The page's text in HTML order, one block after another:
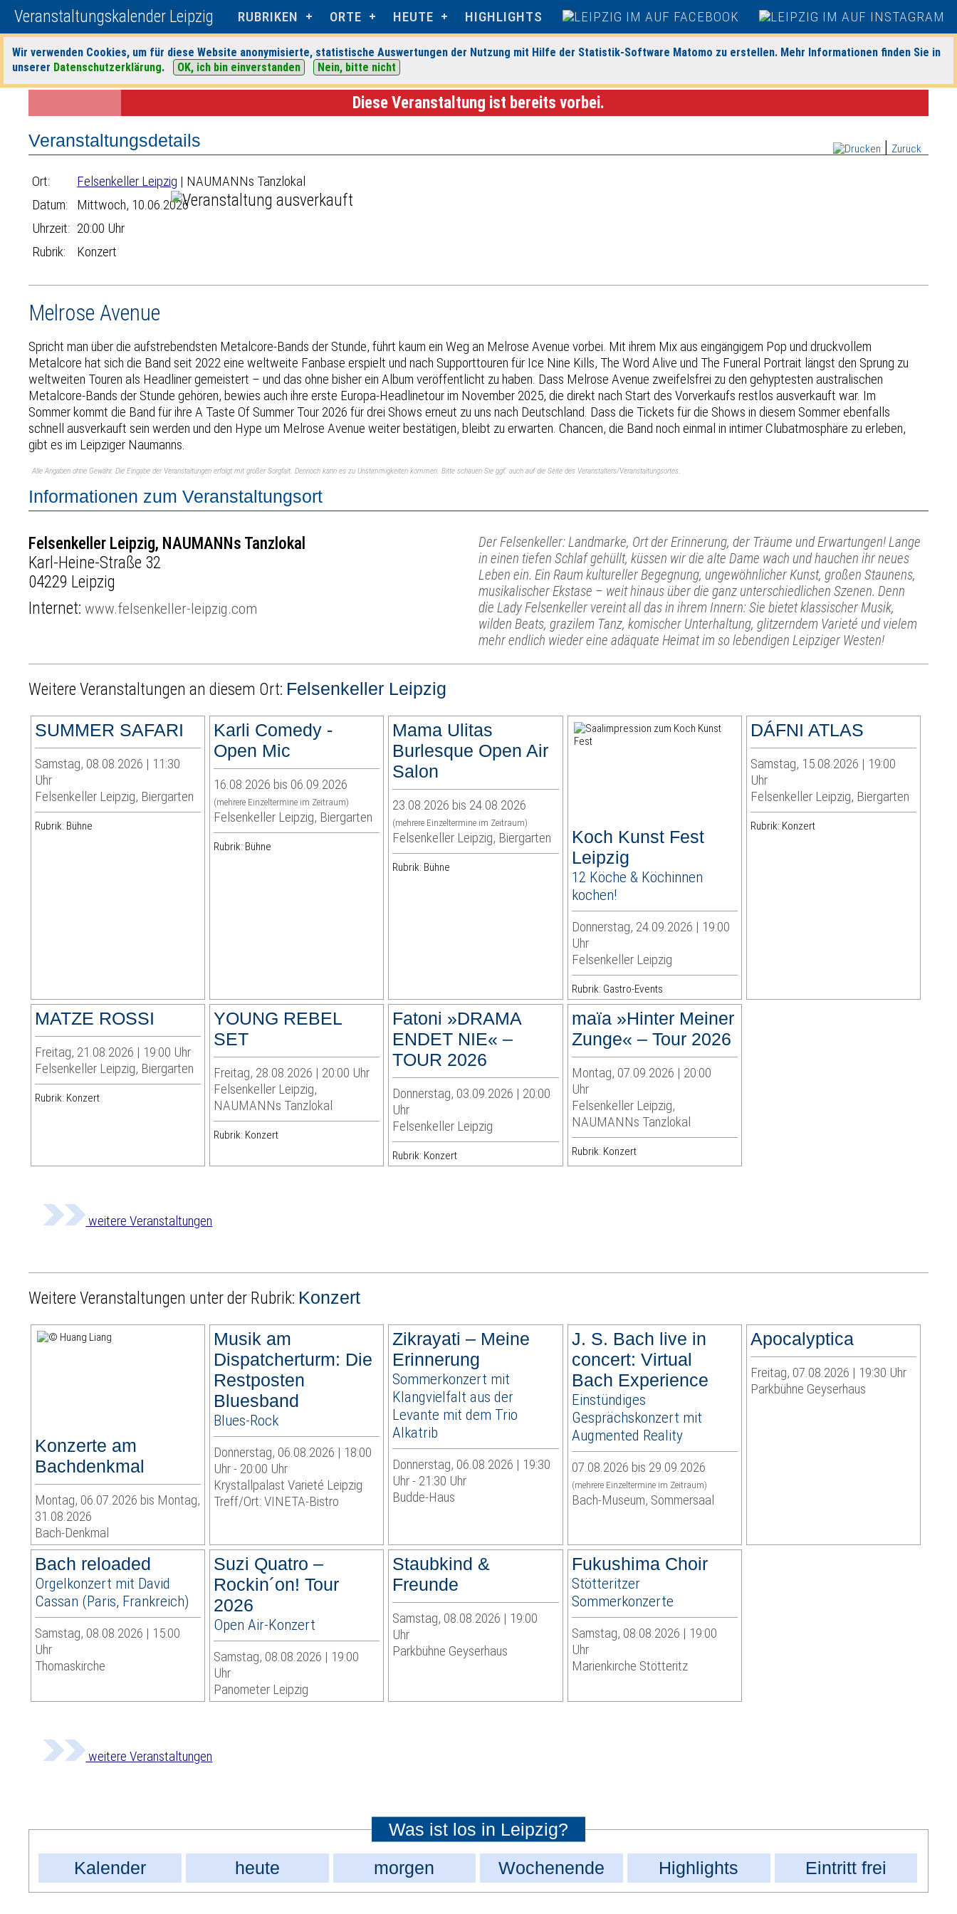
Veranstaltungskalender Leipzig RUBRIKEN ORTE HEUTE HIGHLIGHTS
Wir verwenden Cookies, um für diese Website anonymisierte, statistische Auswertungen der Nutzung mit Hilfe der Statistik-Software Matomo zu erstellen. Mehr Informationen finden Sie in
unserer Datenschutzerklärung. OK, ich bin einverstanden Nein, bitte nicht
Startseite>Veranstaltungen>Suche> Konzert >Felsenkeller Leipzig> Veranstaltungsdetails
Diese Veranstaltung ist bereits vorbei.
Zurück
Veranstaltungsdetails
Ort: Felsenkeller Leipzig | NAUMANNs Tanzlokal
Datum:
Mittwoch, 10.06.2026
Uhrzeit: 20:00 Uhr
Rubrik:
Konzert
Melrose Avenue
Spricht man über die aufstrebendsten Metalcore-Bands der Stunde, führt kaum ein Weg an Melrose Avenue vorbei. Mit ihrem Mix aus eingängigem Pop und druckvollem
Metalcore hat sich die Band seit 2022 eine weltweite Fanbase erspielt und nach Supporttouren für Ice Nine Kills, The Word Alive und The Funeral Portrait längst den Sprung zu
weltweiten Touren als Headliner gemeistert – und das ohne bisher ein Album veröffentlicht zu haben. Dass Melrose Avenue zweifelsfrei zu den gehyptesten australischen
Metalcore-Bands der Stunde gehören, bewies auch ihre erste Europa-Headlinetour im November 2025, die direkt nach Start des Vorverkaufs restlos ausverkauft war. Im
Sommer kommt die Band für ihre A Taste Of Summer Tour 2026 für drei Shows erneut zu uns nach Deutschland. Dass die Tickets für die Shows in diesem Sommer ebenfalls
schnell ausverkauft sein werden und den Hype um Melrose Avenue weiter bestätigen, bleibt zu erwarten. Chancen, die Band noch einmal in intimer Clubatmosphäre zu erleben,
gibt es im Leipziger Naumanns.
Alle Angaben ohne Gewähr. Die Eingabe der Veranstaltungen erfolgt mit großer Sorgfalt. Dennoch kann es zu Unstimmigkeiten kommen. Bitte schauen Sie ggf. auch auf die Seite des Veranstalters/Veranstaltungsortes.
Informationen zum Veranstaltungsort
Felsenkeller Leipzig, NAUMANNs Tanzlokal
Karl-Heine-Straße 32
04229 Leipzig
Internet:www.felsenkeller-leipzig.com
Der Felsenkeller: Landmarke, Ort der Erinnerung, der Träume und Erwartungen! Lange
in einen tiefen Schlaf gehüllt, küssen wir die alte Dame wach und hauchen ihr neues
Leben ein. Ein Raum kultureller Begegnung, ungewöhnlicher Kunst, großen Staunens,
musikalischer Ekstase – weit hinaus über die ganz unterschiedlichen Szenen. Denn
die Lady Felsenkeller vereint all das in ihrem Innern: Sie bietet klassischer Musik,
wilden Beats, grazilem Tanz, komischer Unterhaltung, glitzerndem Varieté und vielem
mehr endlich wieder eine adäquate Heimat im so lebendigen Leipziger Westen!
Weitere Veranstaltungen an diesem Ort: Felsenkeller Leipzig
SUMMER SAFARI
Samstag, 08.08.2026 | 11:30
Uhr
Felsenkeller Leipzig, Biergarten
Rubrik: Bühne
Karli Comedy -
Open Mic
16.08.2026 bis 06.09.2026
(mehrere Einzeltermine im Zeitraum)
Felsenkeller Leipzig, Biergarten
Rubrik: Bühne
Mama Ulitas
Burlesque Open Air
Salon
23.08.2026 bis 24.08.2026
(mehrere Einzeltermine im Zeitraum)
Felsenkeller Leipzig, Biergarten
Rubrik: Bühne
Koch Kunst Fest
Leipzig
12 Köche & Köchinnen
kochen!
Donnerstag, 24.09.2026 | 19:00
Uhr
Felsenkeller Leipzig
Rubrik: Gastro-Events
DÁFNI ATLAS
Samstag, 15.08.2026 | 19:00
Uhr
Felsenkeller Leipzig, Biergarten
Rubrik: Konzert
MATZE ROSSI
Freitag, 21.08.2026 | 19:00 Uhr
Felsenkeller Leipzig, Biergarten
Rubrik: Konzert
YOUNG REBEL
SET
Freitag, 28.08.2026 | 20:00 Uhr
Felsenkeller Leipzig,
NAUMANNs Tanzlokal
Rubrik: Konzert
Fatoni »DRAMA
ENDET NIE« –
TOUR 2026
Donnerstag, 03.09.2026 | 20:00
Uhr
Felsenkeller Leipzig
Rubrik: Konzert
maïa »Hinter Meiner
Zunge« – Tour 2026
Montag, 07.09.2026 | 20:00
Uhr
Felsenkeller Leipzig,
NAUMANNs Tanzlokal
Rubrik: Konzert
weitere Veranstaltungen
Weitere Veranstaltungen unter der Rubrik: Konzert
Konzerte am
Bachdenkmal
Montag, 06.07.2026 bis Montag,
31.08.2026
Bach-Denkmal
Musik am
Dispatcherturm: Die
Restposten
Bluesband
Blues-Rock
Donnerstag, 06.08.2026 | 18:00
Uhr - 20:00 Uhr
Krystallpalast Varieté Leipzig
Treff/Ort: VINETA-Bistro
Zikrayati – Meine
Erinnerung
Sommerkonzert mit
Klangvielfalt aus der
Levante mit dem Trio
Alkatrib
Donnerstag, 06.08.2026 | 19:30
Uhr - 21:30 Uhr
Budde-Haus
J. S. Bach live in
concert: Virtual
Bach Experience
Einstündiges
Gesprächskonzert mit
Augmented Reality
07.08.2026 bis 29.09.2026
(mehrere Einzeltermine im Zeitraum)
Bach-Museum, Sommersaal
Apocalyptica
Freitag, 07.08.2026 | 19:30 Uhr
Parkbühne Geyserhaus
Bach reloaded
Orgelkonzert mit David
Cassan (Paris, Frankreich)
Samstag, 08.08.2026 | 15:00
Uhr
Thomaskirche
Suzi Quatro –
Rockin´on! Tour
2026
Open Air-Konzert
Samstag, 08.08.2026 | 19:00
Uhr
Panometer Leipzig
Staubkind &
Freunde
Samstag, 08.08.2026 | 19:00
Uhr
Parkbühne Geyserhaus
Fukushima Choir
Stötteritzer
Sommerkonzerte
Samstag, 08.08.2026 | 19:00
Uhr
Marienkirche Stötteritz
weitere Veranstaltungen
Was ist los in Leipzig?
Kalender
heute morgen Wochenende Highlights Eintritt frei